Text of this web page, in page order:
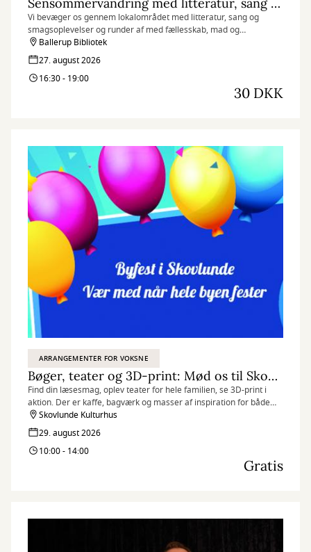
Vi bevæger os gennem lokalområdet med litteratur, sang og
smagsoplevelser og runder af med fællesskab, mad og
sommerdessert i hyggelige rammer.
Ballerup Bibliotek
27. august 2026
16:30 - 19:00
30 DKK
ARRANGEMENTER FOR VOKSNE
Bøger, teater og 3D-print: Mød os til Skovlunde Byfest
Find din læsesmag, oplev teater for hele familien, se 3D-print i
aktion. Der er kaffe, bagværk og masser af inspiration for både
børn og voksne.
Skovlunde Kulturhus
29. august 2026
10:00 - 14:00
Gratis